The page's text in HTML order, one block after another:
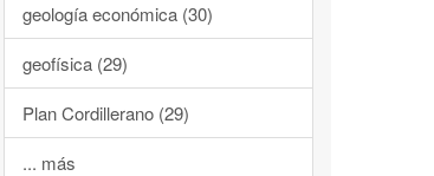
geología económica (30)
geofísica (29)
Plan Cordillerano (29)
... más